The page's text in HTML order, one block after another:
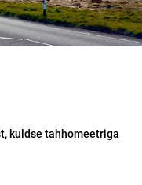
kuldse tahhomeetriga